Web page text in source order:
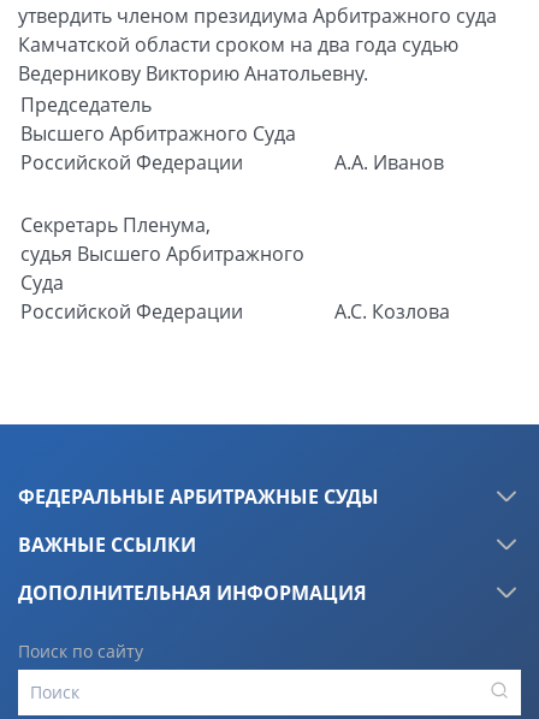
утвердить членом президиума Арбитражного суда
Камчатской области сроком на два года судью
Ведерникову Викторию Анатольевну.
Председатель
Высшего Арбитражного Суда
Российской Федерации
А.А. Иванов
Секретарь Пленума,
судья Высшего Арбитражного
Суда
Российской Федерации
А.С. Козлова
ФЕДЕРАЛЬНЫЕ АРБИТРАЖНЫЕ СУДЫ
ВАЖНЫЕ ССЫЛКИ
ДОПОЛНИТЕЛЬНАЯ ИНФОРМАЦИЯ
Поиск по сайту